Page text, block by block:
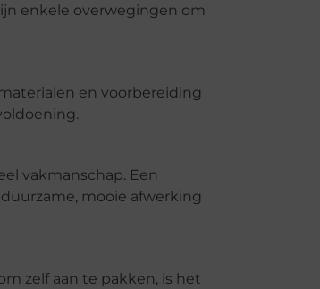
enkele overwegingen om
en voorbereiding
vakmanschap. Een
mooie afwerking
zelf aan te pakken, is het